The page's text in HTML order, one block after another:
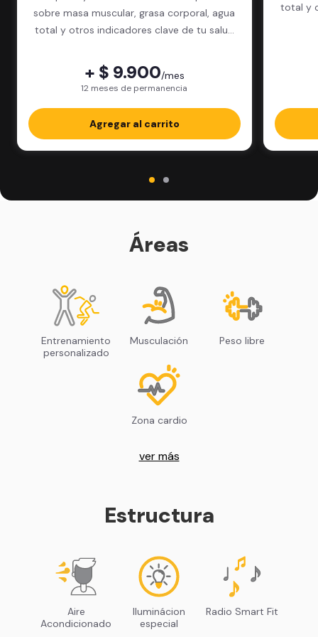
sobre masa muscular, grasa corporal, agua
total y otros indicadores clave de tu salud
+ $ 9.900/mes
12 meses de permanencia
Agregar al carrito
total y
Áreas
Entrenamiento
personalizado
Musculación Peso libre
Zona cardio
ver más
Estructura
Aire
Acondicionado
Iluminácion
especial
Radio Smart Fit